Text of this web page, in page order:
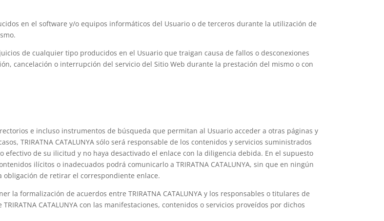
en el software y/o equipos informáticos del Usuario o de terceros durante la utilización de
de cualquier tipo producidos en el Usuario que traigan causa de fallos o desconexiones
cancelación o interrupción del servicio del Sitio Web durante la prestación del mismo o con
e incluso instrumentos de búsqueda que permitan al Usuario acceder a otras páginas y
TRIRATNA CATALUNYA sólo será responsable de los contenidos y servicios suministrados
efectivo de su ilicitud y no haya desactivado el enlace con la diligencia debida. En el supuesto
ilícitos o inadecuados podrá comunicarlo a TRIRATNA CATALUNYA, sin que en ningún
obligación de retirar el correspondiente enlace.
la formalización de acuerdos entre TRIRATNA CATALUNYA y los responsables o titulares de
CATALUNYA con las manifestaciones, contenidos o servicios proveídos por dichos